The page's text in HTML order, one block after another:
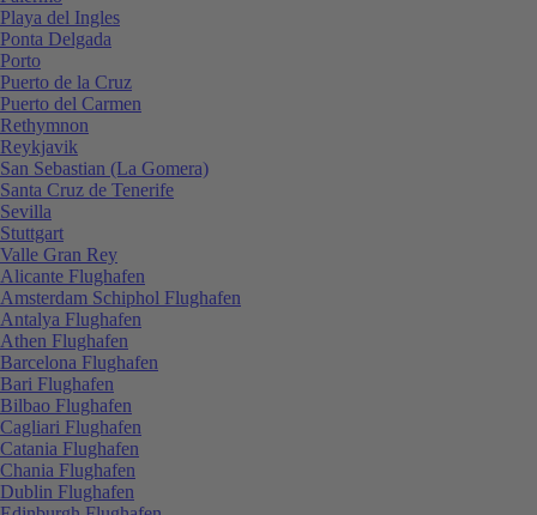
Playa del Ingles
Ponta Delgada
Porto
Puerto de la Cruz
Puerto del Carmen
Rethymnon
Reykjavik
San Sebastian (La Gomera)
Santa Cruz de Tenerife
Sevilla
Stuttgart
Valle Gran Rey
Alicante Flughafen
Amsterdam Schiphol Flughafen
Antalya Flughafen
Athen Flughafen
Barcelona Flughafen
Bari Flughafen
Bilbao Flughafen
Cagliari Flughafen
Catania Flughafen
Chania Flughafen
Dublin Flughafen